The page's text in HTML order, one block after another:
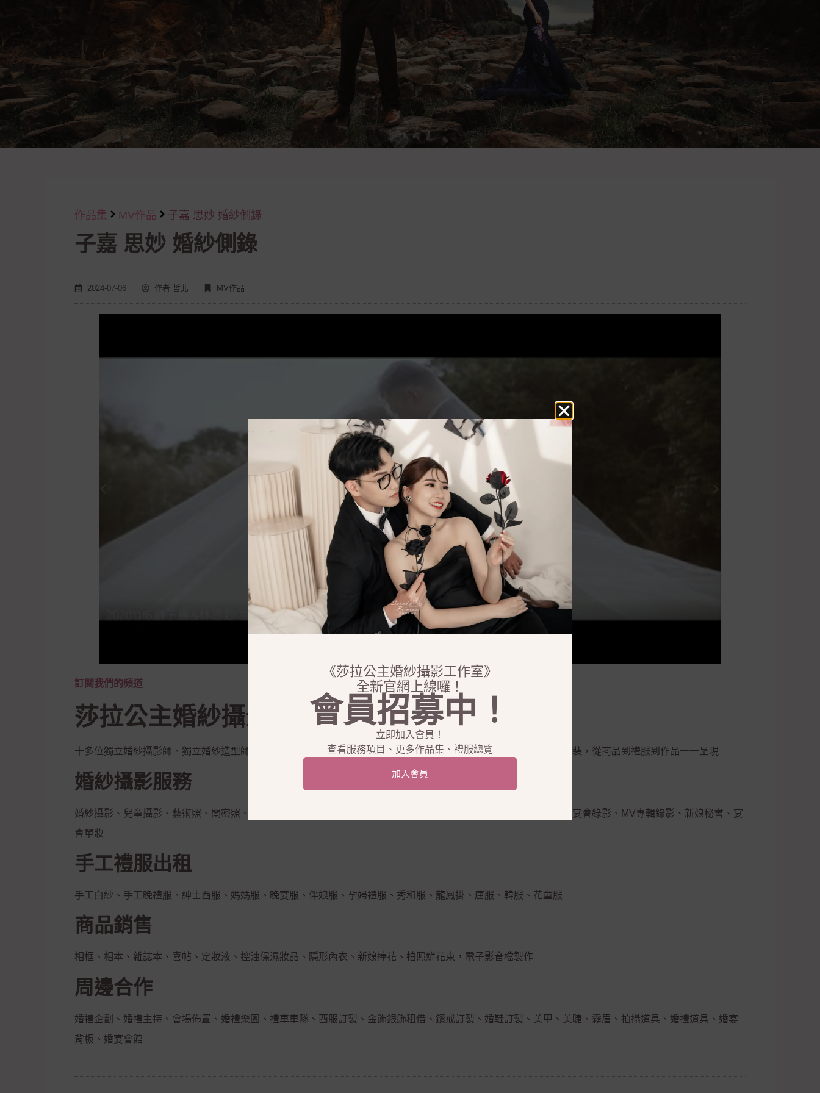
作品集 MV作品 子嘉 思妙 婚紗側錄
子嘉 思妙 婚紗側錄
2024-07-06 作者 哲北 MV作品
訂閱我們的頻道
莎拉公主婚紗攝影禮服工作室
十多位獨立婚紗攝影師、獨立婚紗造型師提供您指定專業服務，全透明開放的平台沒有隱藏服務、強迫消費及不實包裝，從商品到禮服到作品一一呈現
婚紗攝影服務
婚紗攝影、兒童攝影、藝術照、閨密照、彩虹婚紗、孕婦照、全家福、活動拍攝、婚禮攝影、宴會攝影、婚禮錄影、宴會錄影、MV專輯錄影、新娘秘書、宴
會單妝
手工禮服出租
手工白紗、手工晚禮服、紳士西服、媽媽服、晚宴服、伴娘服、孕婦禮服、秀和服、龍鳳掛、唐服、韓服、花童服
商品銷售
相框、相本、雜誌本、喜帖、定妝液、控油保濕妝品、隱形內衣、新娘捧花、拍照鮮花束，電子影音檔製作
周邊合作
婚禮企劃、婚禮主持、會場佈置、婚禮樂團、禮車車隊、西服訂製、金飾銀飾租借、鑽戒訂製、婚鞋訂製、美甲、美睫、霧眉、拍攝道具、婚禮道具、婚宴
背板、婚宴會館
《莎拉公主婚紗攝影工作室》
全新官網上線囉！
會員招募中！
立即加入會員！
查看服務項目、更多作品集、禮服總覽
加入會員